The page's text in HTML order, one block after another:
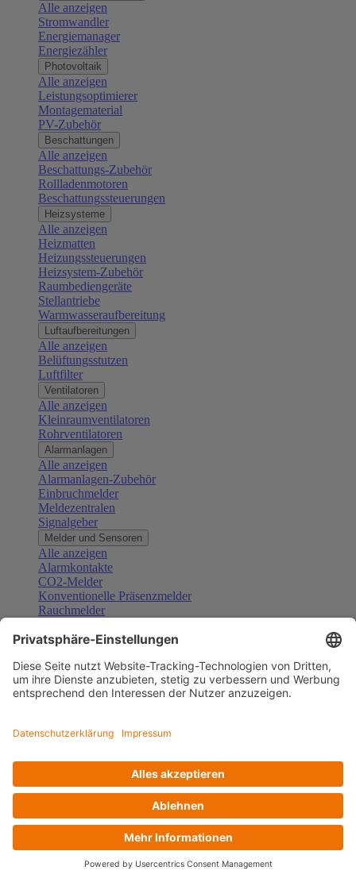
Alle anzeigen
Stromwandler
Energiemanager
Energiezähler
Photovoltaik
Alle anzeigen
Leistungsoptimierer
Montagematerial
PV-Zubehör
Beschattungen
Alle anzeigen
Beschattungs-Zubehör
Rollladenmotoren
Beschattungssteuerungen
Heizsysteme
Alle anzeigen
Heizmatten
Heizungssteuerungen
Heizsystem-Zubehör
Raumbediengeräte
Stellantriebe
Warmwasseraufbereitung
Luftaufbereitungen
Alle anzeigen
Belüftungsstutzen
Luftfilter
Ventilatoren
Alle anzeigen
Kleinraumventilatoren
Rohrventilatoren
Alarmanlagen
Alle anzeigen
Alarmanlagen-Zubehör
Einbruchmelder
Meldezentralen
Signalgeber
Melder und Sensoren
Alle anzeigen
Alarmkontakte
CO2-Melder
Konventionelle Präsenzmelder
Rauchmelder
Gefahrenmelder
Türsprechanlagen
Alle anzeigen
Außenstationen
Klingeltaster und Gongs
Sprechanlagen-Sets
Zubehör Türkommunikation
Videoüberwachung
Zubehör Videoüberwachung
Alle anzeigen